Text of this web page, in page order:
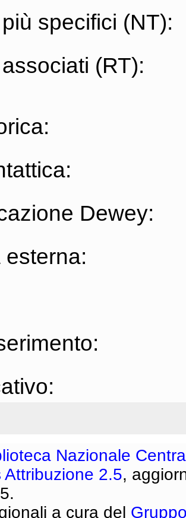
specifici (NT):
(RT):
Dewey:
esterna:
Nazionale
Attribuzione 2.5,
a cura del